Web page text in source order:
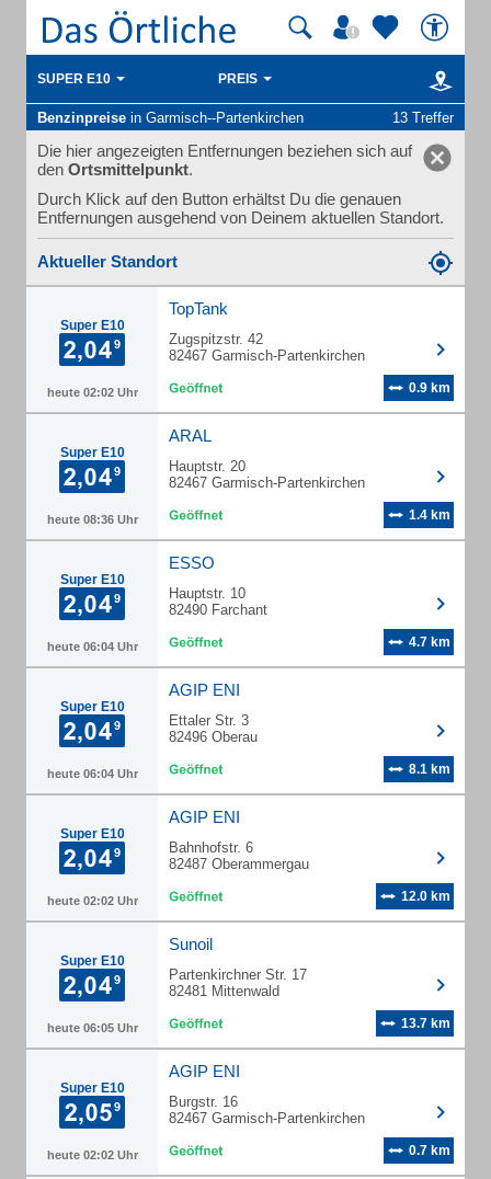
SUPER E10 PREIS
Benzinpreise in Garmisch--Partenkirchen 13 Treffer
Die hier angezeigten Entfernungen beziehen sich auf
den Ortsmittelpunkt.
Durch Klick auf den Button erhältst Du die genauen
Entfernungen ausgehend von Deinem aktuellen Standort.
Aktueller Standort
Super E10
heute 02:02 Uhr
TopTank
Zugspitzstr. 42
82467 Garmisch-Partenkirchen
0.9 km
Super E10
heute 08:36 Uhr
ARAL
Hauptstr. 20
82467 Garmisch-Partenkirchen
1.4 km
Super E10
heute 06:04 Uhr
ESSO
Hauptstr. 10
82490 Farchant
4.7 km
Super E10
heute 06:04 Uhr
AGIP ENI
Ettaler Str. 3
82496 Oberau
8.1 km
Super E10
heute 02:02 Uhr
AGIP ENI
Bahnhofstr. 6
82487 Oberammergau
12.0 km
Super E10
heute 06:05 Uhr
Sunoil
Partenkirchner Str. 17
82481 Mittenwald
13.7 km
Super E10
heute 02:02 Uhr
AGIP ENI
Burgstr. 16
82467 Garmisch-Partenkirchen
0.7 km